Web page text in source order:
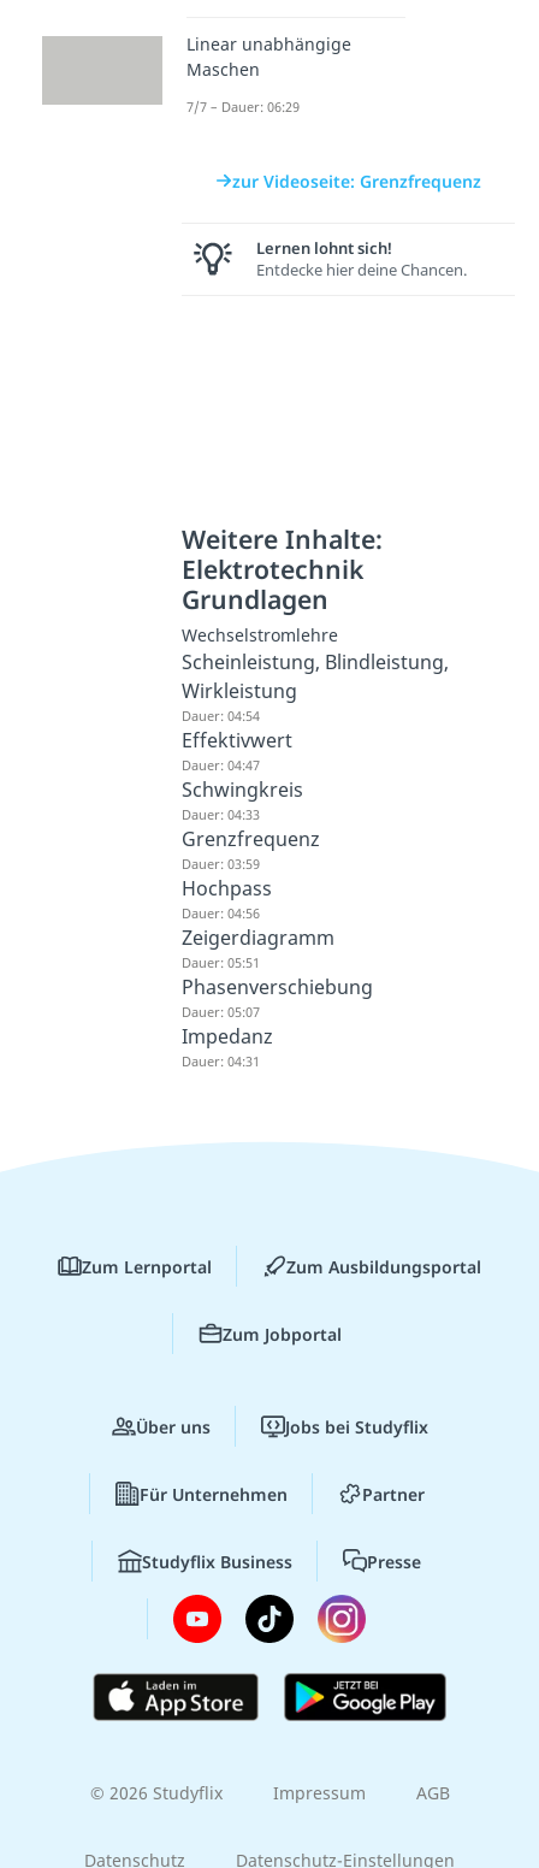
zur Videoseite: Grenzfrequenz
Lernen lohnt sich!
Entdecke hier deine Chancen.
Weitere Inhalte:
Elektrotechnik
Grundlagen
Wechselstromlehre
Scheinleistung, Blindleistung,
Wirkleistung
Dauer: 04:54
Effektivwert
Dauer: 04:47
Schwingkreis
Dauer: 04:33
Grenzfrequenz
Dauer: 03:59
Hochpass
Dauer: 04:56
Zeigerdiagramm
Dauer: 05:51
Phasenverschiebung
Dauer: 05:07
Impedanz
Dauer: 04:31
Linear unabhängige
Maschen
7/7 – Dauer: 06:29
Zum Lernportal Zum Ausbildungsportal
Zum Jobportal
Über uns Jobs bei Studyflix
Für Unternehmen Partner
Studyflix Business Presse
© 2026 Studyflix Impressum AGB
Datenschutz Datenschutz-Einstellungen